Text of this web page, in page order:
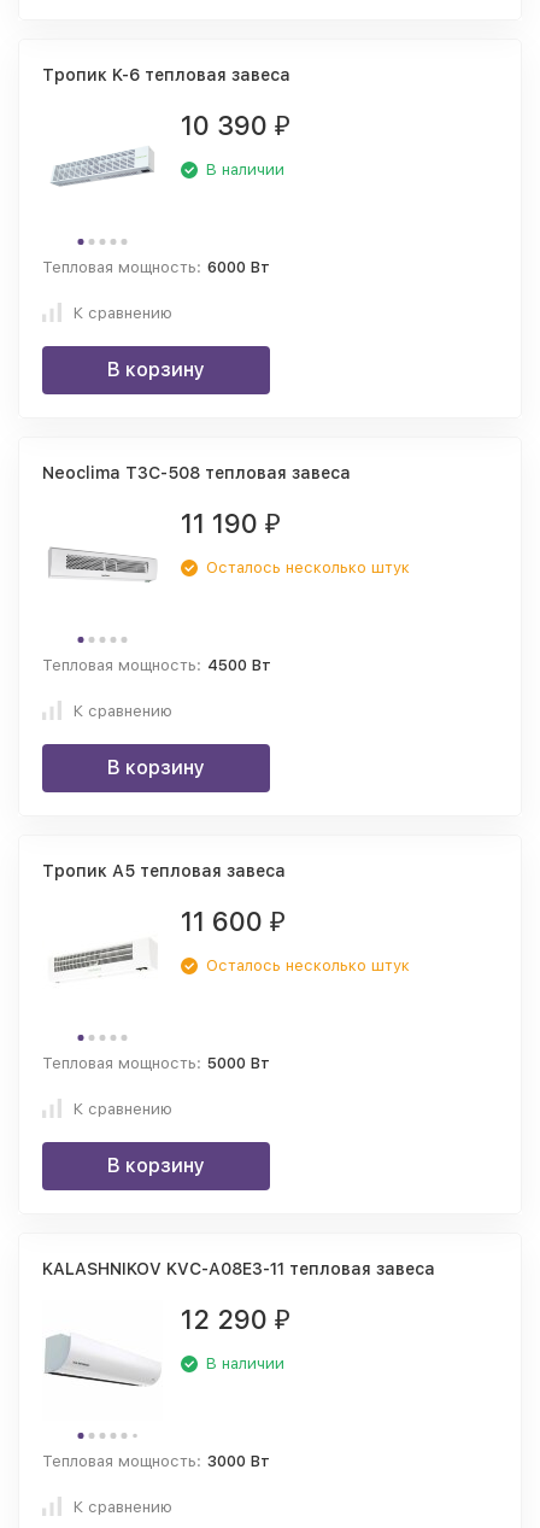
Тропик K-6 тепловая завеса
10 390 ₽
В наличии
Тепловая мощность: 6000 Вт
К сравнению
В корзину
Neoclima ТЗС-508 тепловая завеса
11 190 ₽
Осталось несколько штук
Тепловая мощность: 4500 Вт
К сравнению
В корзину
Тропик А5 тепловая завеса
11 600 ₽
Осталось несколько штук
Тепловая мощность: 5000 Вт
К сравнению
В корзину
KALASHNIKOV KVC-A08E3-11 тепловая завеса
12 290 ₽
В наличии
Тепловая мощность: 3000 Вт
К сравнению